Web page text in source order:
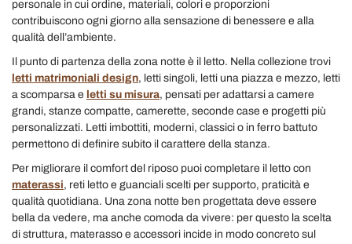
personale in cui ordine, materiali, colori e proporzioni
contribuiscono ogni giorno alla sensazione di benessere e alla
qualità dell’ambiente.
Il punto di partenza della zona notte è il letto. Nella collezione trovi
letti matrimoniali design, letti singoli, letti una piazza e mezzo, letti
a scomparsa e letti su misura, pensati per adattarsi a camere
grandi, stanze compatte, camerette, seconde case e progetti più
personalizzati. Letti imbottiti, moderni, classici o in ferro battuto
permettono di definire subito il carattere della stanza.
Per migliorare il comfort del riposo puoi completare il letto con
materassi, reti letto e guanciali scelti per supporto, praticità e
qualità quotidiana. Una zona notte ben progettata deve essere
bella da vedere, ma anche comoda da vivere: per questo la scelta
di struttura, materasso e accessori incide in modo concreto sul